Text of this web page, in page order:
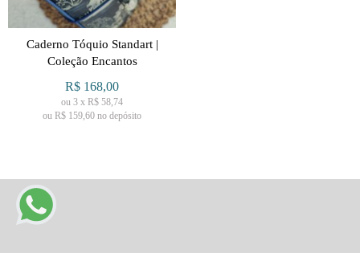
Caderno Tóquio Standart |
Coleção Encantos
R$ 168,00
ou 3 x R$ 58,74
ou R$ 159,60 no depósito